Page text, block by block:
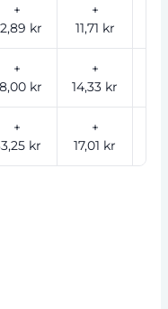
+
kr
+
11,71 kr
+
kr
+
14,33 kr
+
kr
+
17,01 kr